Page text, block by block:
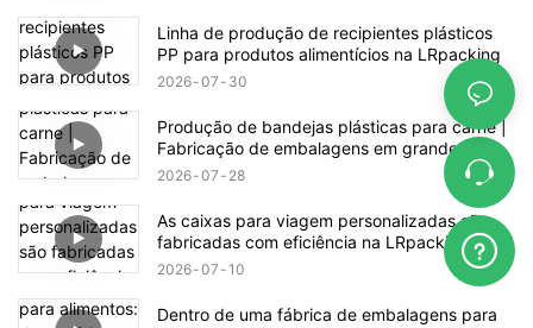
Linha de produção de recipientes plásticos
PP para produtos alimentícios na LRpacking
2026 07 30
Produção de bandejas plásticas para carne |
Fabricação de embalagens em grande
volume
2026 07 28
As caixas para viagem personalizadas são
fabricadas com eficiência na LRpacking.
2026 07 10
Dentro de uma fábrica de embalagens para